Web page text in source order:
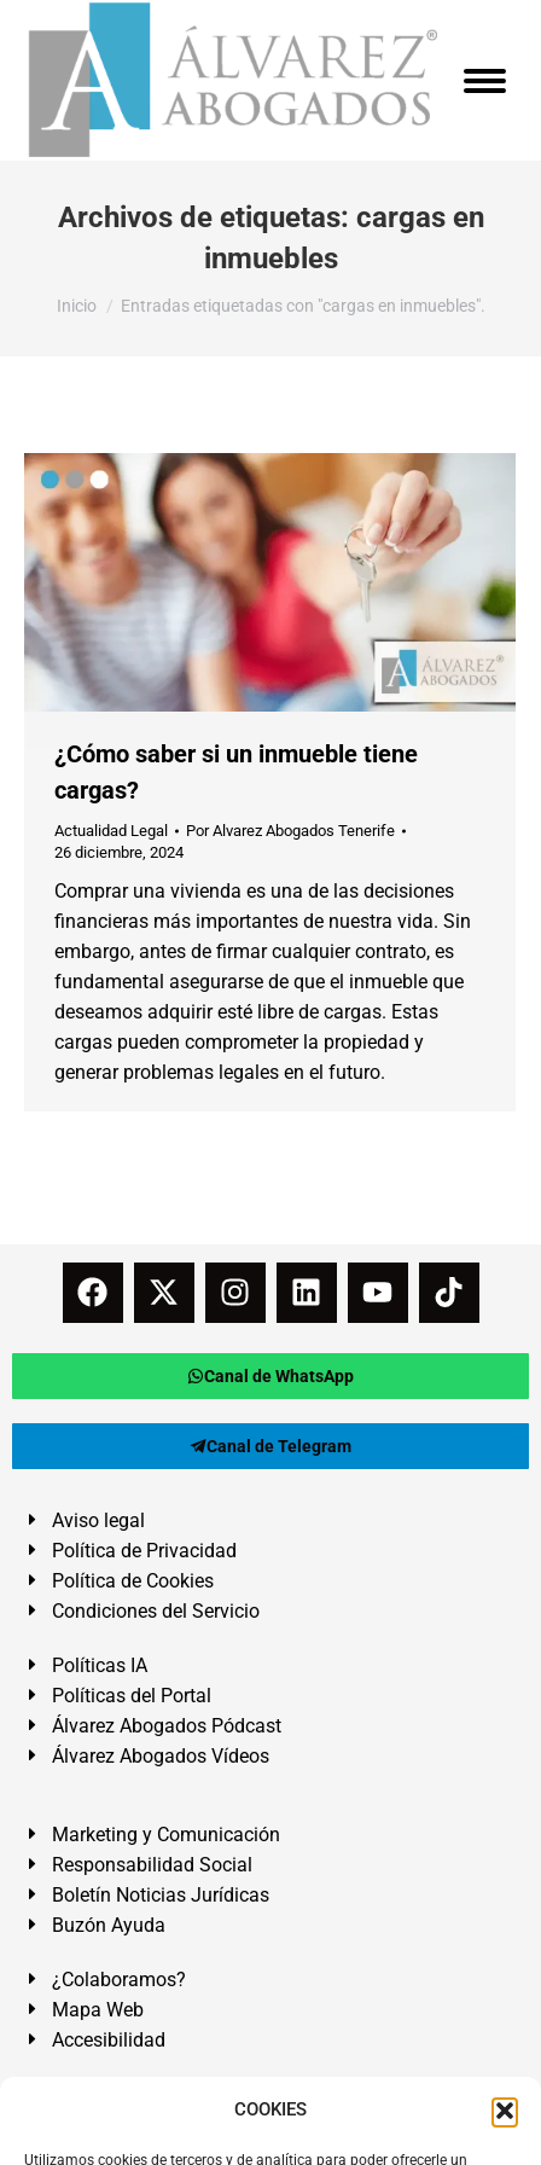
COOKIES
Utilizamos cookies de terceros y de analítica para poder ofrecerle un
Archivos de etiquetas: cargas en
inmuebles
Estás aquí:
Inicio Entradas etiquetadas con "cargas en inmuebles".
¿Cómo saber si un inmueble tiene
cargas?
Actualidad Legal PorAlvarez Abogados Tenerife
26 diciembre, 2024
Comprar una vivienda es una de las decisiones
financieras más importantes de nuestra vida. Sin
embargo, antes de firmar cualquier contrato, es
fundamental asegurarse de que el inmueble que
deseamos adquirir esté libre de cargas. Estas
cargas pueden comprometer la propiedad y
generar problemas legales en el futuro.
Canal de WhatsApp
Canal de Telegram
Aviso legal
Política de Privacidad
Política de Cookies
Condiciones del Servicio
Políticas IA
Políticas del Portal
Álvarez Abogados Pódcast
Álvarez Abogados Vídeos
Marketing y Comunicación
Responsabilidad Social
Boletín Noticias Jurídicas
Buzón Ayuda
¿Colaboramos?
Mapa Web
Accesibilidad
Álvarez Abogados Tenerife:Calle Teobaldo Power Nº 7,